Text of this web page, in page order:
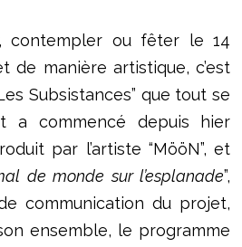
contempler ou fêter le 14
de manière artistique, c’est
Subsistances” que tout se
a commencé depuis hier
par l’artiste “MööN”, et
de monde sur l’esplanade”,
communication du projet,
ensemble, le programme